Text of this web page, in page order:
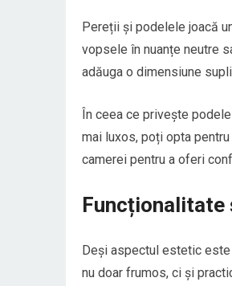
Pereții și podelele joacă
vopsele în nuanțe neutre
adăuga o dimensiune
În ceea ce privește
mai luxos, poți opta
camerei pentru a oferi
Funcționalitate
Deși aspectul estetic
nu doar frumos, ci și